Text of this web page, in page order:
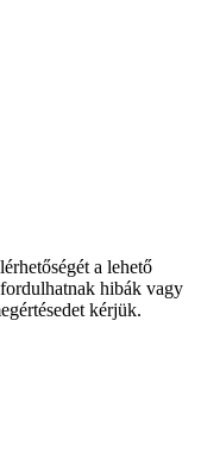
a lehető
hibák vagy
kérjük.